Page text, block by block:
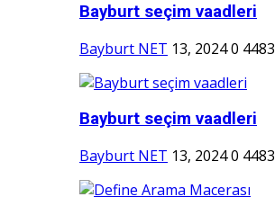
Bayburt seçim vaadleri
Bayburt NET 13, 20240 4483
Bayburt seçim vaadleri
Bayburt NET 13, 20240 4483